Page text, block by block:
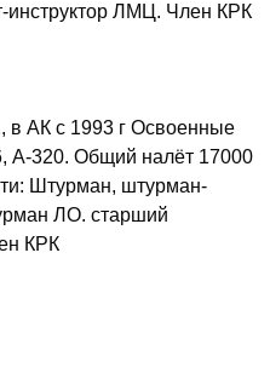
инструктор ЛМЦ. Член КРК
в АК с 1993 г Освоенные
А-320. Общий налёт 17000
Штурман, штурман-
ЛО. старший
КРК